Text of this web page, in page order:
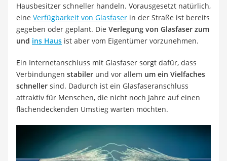
Hausbesitzer schneller handeln. Vorausgesetzt natürlich,
eine Verfügbarkeit von Glasfaser in der Straße ist bereits
gegeben oder geplant. Die Verlegung von Glasfaser zum
und ins Haus ist aber vom Eigentümer vorzunehmen.
Ein Internetanschluss mit Glasfaser sorgt dafür, dass
Verbindungen stabiler und vor allem um ein Vielfaches
schneller sind. Dadurch ist ein Glasfaseranschluss
attraktiv für Menschen, die nicht noch Jahre auf einen
flächendeckenden Umstieg warten möchten.